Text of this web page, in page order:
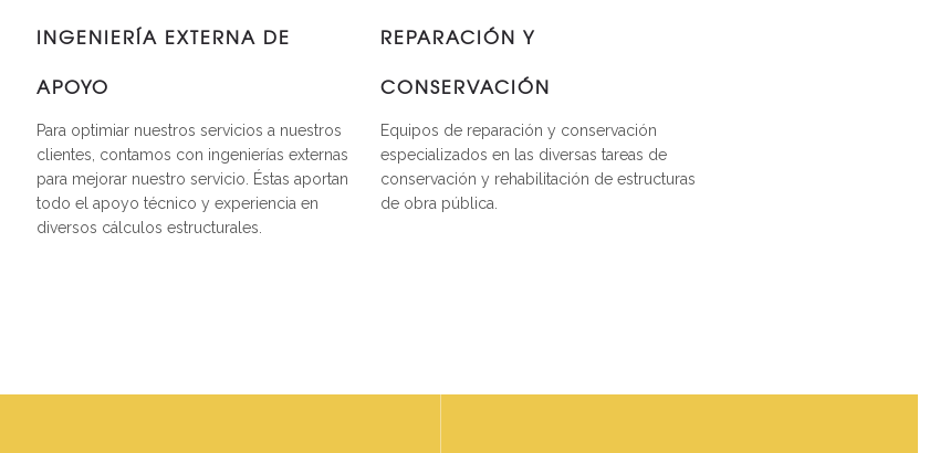
INGENIERÍA EXTERNA DE
APOYO
Para optimiar nuestros servicios a nuestros
clientes, contamos con ingenierías externas
para mejorar nuestro servicio. Éstas aportan
todo el apoyo técnico y experiencia en
diversos cálculos estructurales.
REPARACIÓN Y
CONSERVACIÓN
Equipos de reparación y conservación
especializados en las diversas tareas de
conservación y rehabilitación de estructuras
de obra pública.